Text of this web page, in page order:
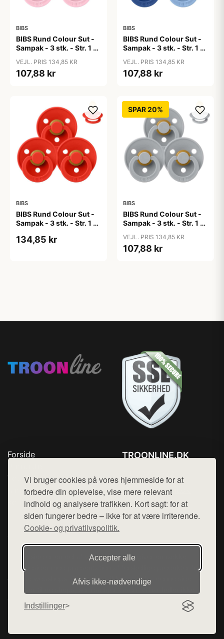
Vi bruger cookies på vores hjemmeside for at
forbedre din oplevelse, vise mere relevant
indhold og analysere trafikken. Kort sagt: for at
siden fungerer bedre – ikke for at være irriterende.
Cookie- og privatlivspolitik.
Accepter alle
Afvis ikke‑nødvendige
Indstillinger
BIBS
BIBS Rund Colour Sut -
Sampak - 3 stk. - Str. 1 -
VEJL. PRIS 134,85 KR
107,88 kr
BIBS
BIBS Rund Colour Sut -
Sampak - 3 stk. - Str. 1 -
VEJL. PRIS 134,85 KR
107,88 kr
BIBS
BIBS Rund Colour Sut -
Sampak - 3 stk. - Str. 1 -
134,85 kr
SPAR 20%
BIBS
BIBS Rund Colour Sut -
Sampak - 3 stk. - Str. 1 -
VEJL. PRIS 134,85 KR
107,88 kr
Forside
Top Rabatter
Blog
Kontakt
TROONLINE.DK
Mail: hej@want.dk
Cookie- og privatlivspolitik
Denne side er en del af want.dk, der udgiver en række
hjemmesider med præsentation af forskellige produkter fra
diverse webshops. Der sælges ikke varer fra denne side - vi
henviser til de shops, som sælger varen. Vi har heller ikke
varerne på lager.